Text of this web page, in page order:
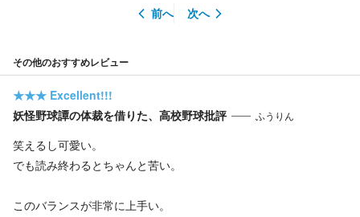
前へ 次へ
その他のおすすめレビュー
★★★ Excellent!!!
妖怪野球譚の体裁を借りた、高校野球批評
ふうりん
笑えるし可愛い。
でも読み終わるとちゃんと苦い。
このバランスが非常に上手い。